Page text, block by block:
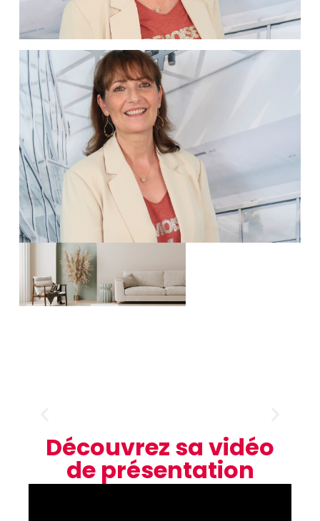
Découvrez sa vidéo
de présentation